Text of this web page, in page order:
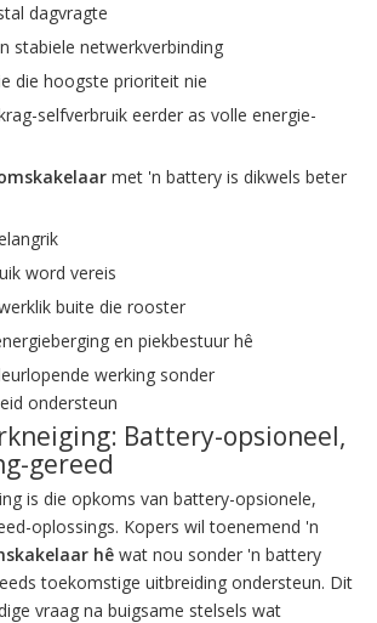
dagvragte
stabiele netwerkverbinding
die hoogste prioriteit nie
selfverbruik eerder as volle energie-
met 'n battery is dikwels beter
word vereis
buite die rooster
en piekbestuur hê
werking sonder
ondersteun
Battery-opsioneel,
gereed
is die opkoms van battery-opsionele,
oplossings. Kopers wil toenemend 'n
hê wat nou sonder 'n battery
toekomstige uitbreiding ondersteun. Dit
vraag na buigsame stelsels wat